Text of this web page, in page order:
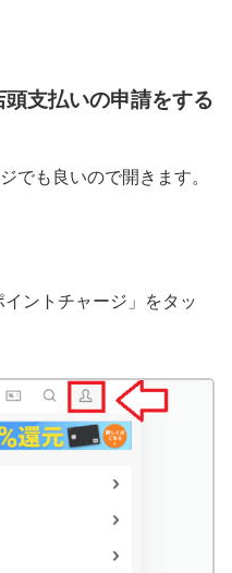
支払いの申請をする
でも良いので開きます。
ントチャージ」をタッ